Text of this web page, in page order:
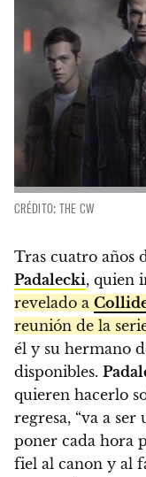
CRÉDITO: THE CW
Tras cuatro años
Padalecki, quien
revelado a
reunión de la
él y su hermano
disponibles.
quieren hacerlo
regresa, “va a
poner cada hora
fiel al canon y al